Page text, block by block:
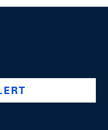
swiss-national-
@swissnationalbank